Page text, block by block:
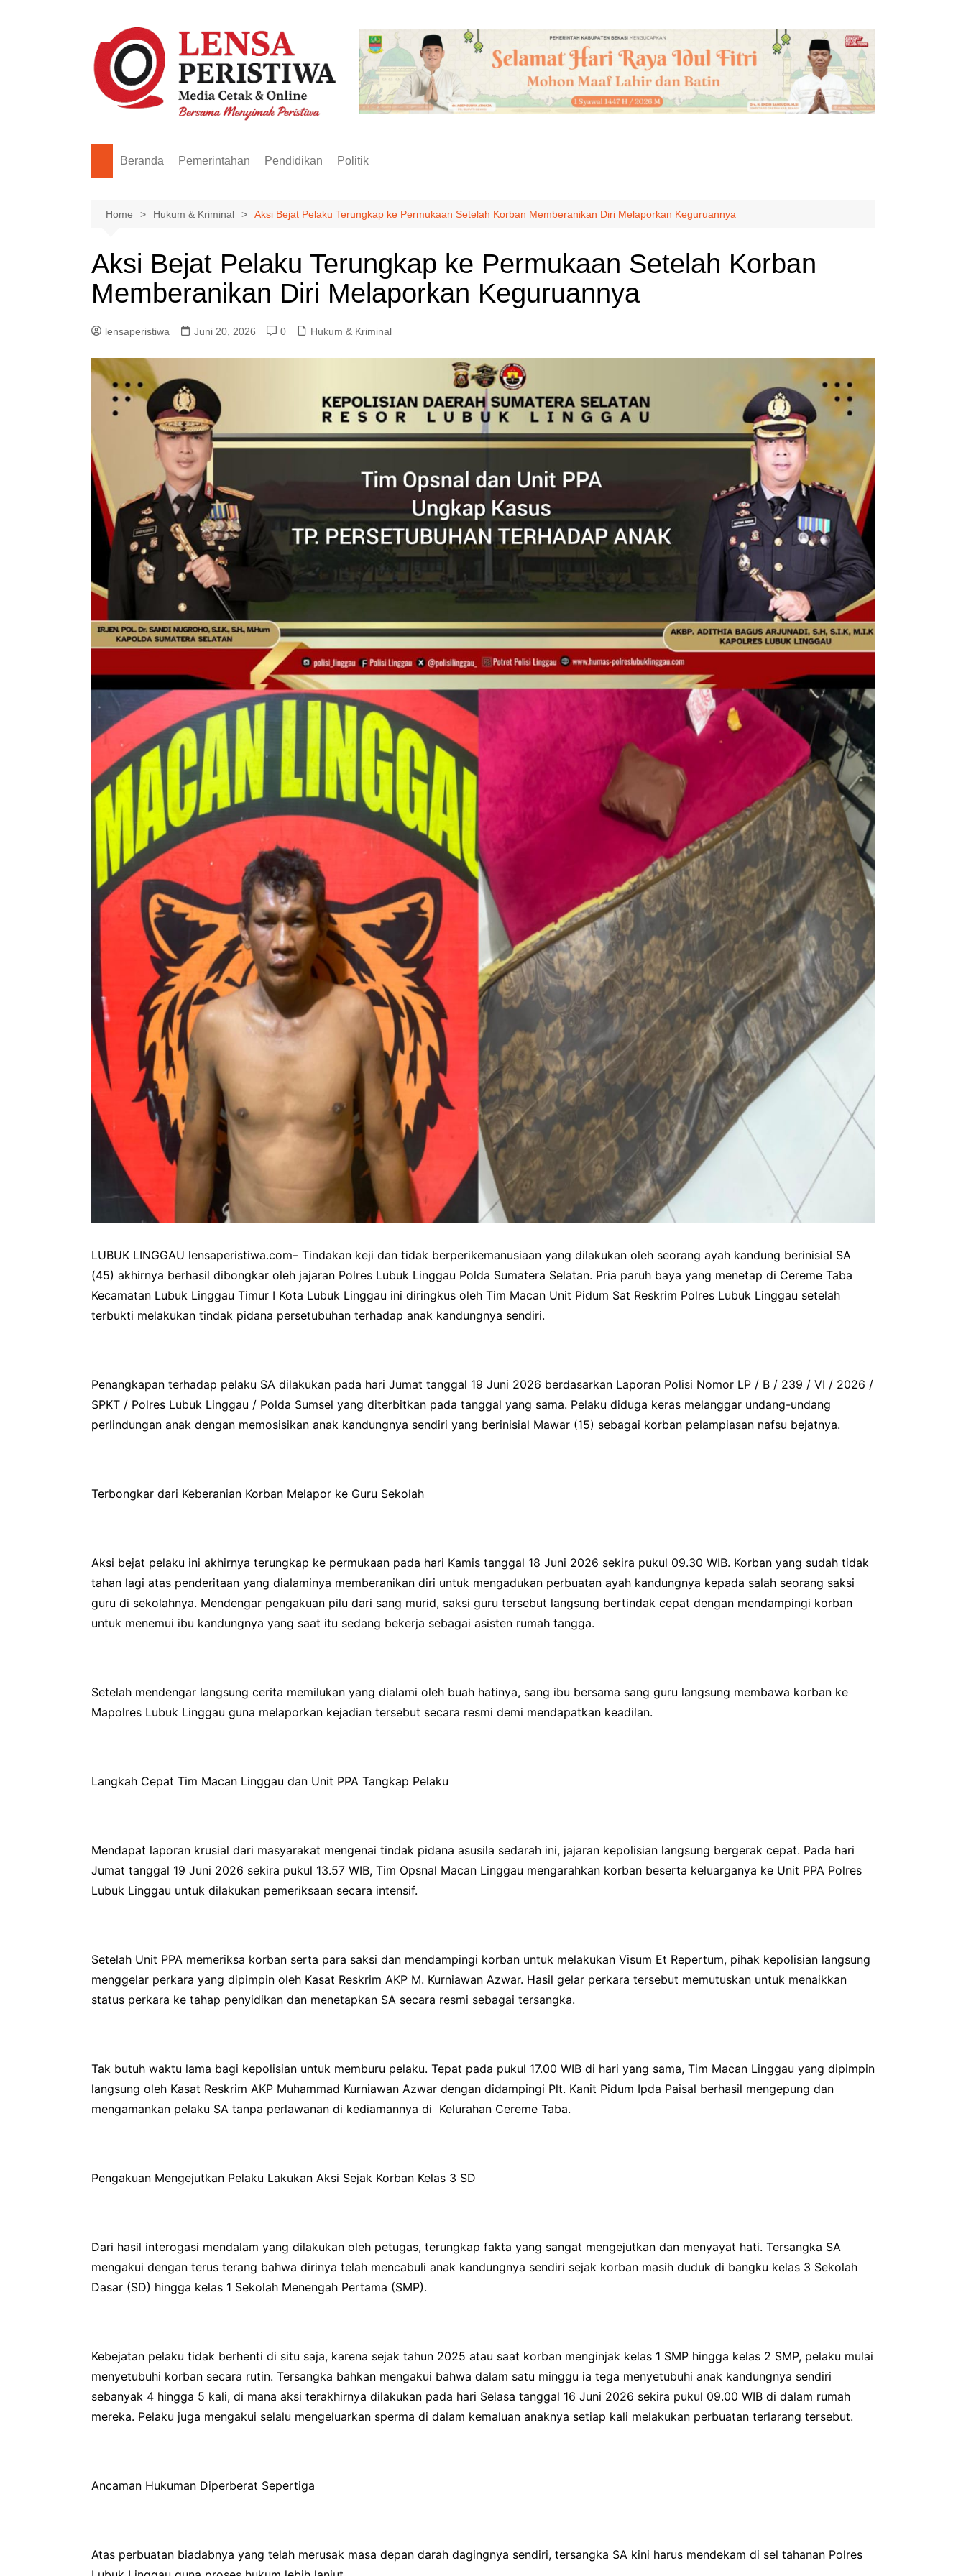
Beranda Pemerintahan Pendidikan Politik
Home Hukum & Kriminal Aksi Bejat Pelaku Terungkap ke Permukaan Setelah Korban Memberanikan Diri Melaporkan Keguruannya
Aksi Bejat Pelaku Terungkap ke Permukaan Setelah Korban
Memberanikan Diri Melaporkan Keguruannya
lensaperistiwa Juni 20, 2026 0 Hukum & Kriminal
LUBUK LINGGAU lensaperistiwa.com– Tindakan keji dan tidak berperikemanusiaan yang dilakukan oleh seorang ayah kandung berinisial SA
(45) akhirnya berhasil dibongkar oleh jajaran Polres Lubuk Linggau Polda Sumatera Selatan. Pria paruh baya yang menetap di Cereme Taba
Kecamatan Lubuk Linggau Timur I Kota Lubuk Linggau ini diringkus oleh Tim Macan Unit Pidum Sat Reskrim Polres Lubuk Linggau setelah
terbukti melakukan tindak pidana persetubuhan terhadap anak kandungnya sendiri.
Penangkapan terhadap pelaku SA dilakukan pada hari Jumat tanggal 19 Juni 2026 berdasarkan Laporan Polisi Nomor LP / B / 239 / VI / 2026 /
SPKT / Polres Lubuk Linggau / Polda Sumsel yang diterbitkan pada tanggal yang sama. Pelaku diduga keras melanggar undang-undang
perlindungan anak dengan memosisikan anak kandungnya sendiri yang berinisial Mawar (15) sebagai korban pelampiasan nafsu bejatnya.
Terbongkar dari Keberanian Korban Melapor ke Guru Sekolah
Aksi bejat pelaku ini akhirnya terungkap ke permukaan pada hari Kamis tanggal 18 Juni 2026 sekira pukul 09.30 WIB. Korban yang sudah tidak
tahan lagi atas penderitaan yang dialaminya memberanikan diri untuk mengadukan perbuatan ayah kandungnya kepada salah seorang saksi
guru di sekolahnya. Mendengar pengakuan pilu dari sang murid, saksi guru tersebut langsung bertindak cepat dengan mendampingi korban
untuk menemui ibu kandungnya yang saat itu sedang bekerja sebagai asisten rumah tangga.
Setelah mendengar langsung cerita memilukan yang dialami oleh buah hatinya, sang ibu bersama sang guru langsung membawa korban ke
Mapolres Lubuk Linggau guna melaporkan kejadian tersebut secara resmi demi mendapatkan keadilan.
Langkah Cepat Tim Macan Linggau dan Unit PPA Tangkap Pelaku
Mendapat laporan krusial dari masyarakat mengenai tindak pidana asusila sedarah ini, jajaran kepolisian langsung bergerak cepat. Pada hari
Jumat tanggal 19 Juni 2026 sekira pukul 13.57 WIB, Tim Opsnal Macan Linggau mengarahkan korban beserta keluarganya ke Unit PPA Polres
Lubuk Linggau untuk dilakukan pemeriksaan secara intensif.
Setelah Unit PPA memeriksa korban serta para saksi dan mendampingi korban untuk melakukan Visum Et Repertum, pihak kepolisian langsung
menggelar perkara yang dipimpin oleh Kasat Reskrim AKP M. Kurniawan Azwar. Hasil gelar perkara tersebut memutuskan untuk menaikkan
status perkara ke tahap penyidikan dan menetapkan SA secara resmi sebagai tersangka.
Tak butuh waktu lama bagi kepolisian untuk memburu pelaku. Tepat pada pukul 17.00 WIB di hari yang sama, Tim Macan Linggau yang dipimpin
langsung oleh Kasat Reskrim AKP Muhammad Kurniawan Azwar dengan didampingi Plt. Kanit Pidum Ipda Paisal berhasil mengepung dan
mengamankan pelaku SA tanpa perlawanan di kediamannya di Kelurahan Cereme Taba.
Pengakuan Mengejutkan Pelaku Lakukan Aksi Sejak Korban Kelas 3 SD
Dari hasil interogasi mendalam yang dilakukan oleh petugas, terungkap fakta yang sangat mengejutkan dan menyayat hati. Tersangka SA
mengakui dengan terus terang bahwa dirinya telah mencabuli anak kandungnya sendiri sejak korban masih duduk di bangku kelas 3 Sekolah
Dasar (SD) hingga kelas 1 Sekolah Menengah Pertama (SMP).
Kebejatan pelaku tidak berhenti di situ saja, karena sejak tahun 2025 atau saat korban menginjak kelas 1 SMP hingga kelas 2 SMP, pelaku mulai
menyetubuhi korban secara rutin. Tersangka bahkan mengakui bahwa dalam satu minggu ia tega menyetubuhi anak kandungnya sendiri
sebanyak 4 hingga 5 kali, di mana aksi terakhirnya dilakukan pada hari Selasa tanggal 16 Juni 2026 sekira pukul 09.00 WIB di dalam rumah
mereka. Pelaku juga mengakui selalu mengeluarkan sperma di dalam kemaluan anaknya setiap kali melakukan perbuatan terlarang tersebut.
Ancaman Hukuman Diperberat Sepertiga
Atas perbuatan biadabnya yang telah merusak masa depan darah dagingnya sendiri, tersangka SA kini harus mendekam di sel tahanan Polres